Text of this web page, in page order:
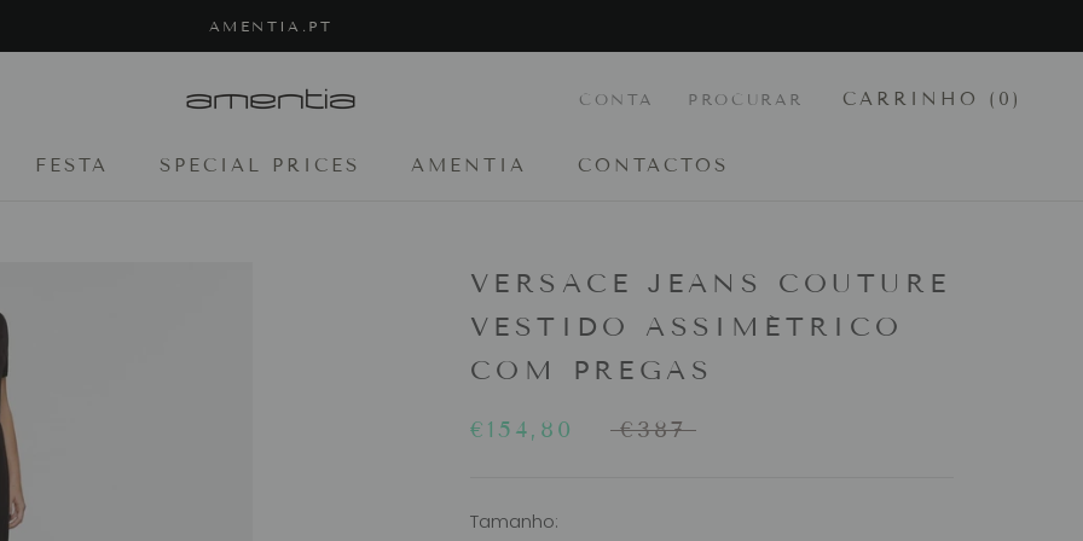
AMENTIA.PT
FESTA
SPECIAL PRICES
AMENTIA
CONTACTOS
CONTA PROCURAR CARRINHO ( 0 )
VERSACE JEANS COUTURE
VESTIDO ASSIMÉTRICO
COM PREGAS
€154,80 €387
Tamanho: